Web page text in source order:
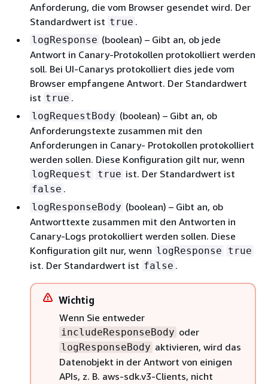
Anforderung, die vom Browser gesendet wird. Der
Standardwert ist true .
logResponse (boolean) – Gibt an, ob jede
Antwort in Canary-Protokollen protokolliert werden
soll. Bei UI-Canarys protokolliert dies jede vom
Browser empfangene Antwort. Der Standardwert
ist true .
logRequestBody (boolean) – Gibt an, ob
Anforderungstexte zusammen mit den
Anforderungen in Canary- Protokollen protokolliert
werden sollen. Diese Konfiguration gilt nur, wenn
logRequest true ist. Der Standardwert ist
false .
logResponseBody (boolean) – Gibt an, ob
Antworttexte zusammen mit den Antworten in
Canary-Logs protokolliert werden sollen. Diese
Konfiguration gilt nur, wenn logResponse true
ist. Der Standardwert ist false .
Wichtig
Wenn Sie entweder
includeResponseBody oder
logResponseBody aktivieren, wird das
Datenobjekt in der Antwort von einigen
APIs, z. B. aws-sdk.v3-Clients, nicht